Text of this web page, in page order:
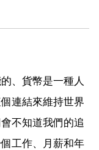
、貨幣是一種人
連結來維持世界
不知道我們的追
工作、月薪和年